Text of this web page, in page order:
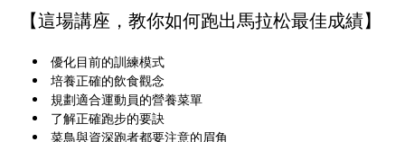
【這場講座，教你如何跑出馬拉松最佳成績】
優化目前的訓練模式
培養正確的飲食觀念
規劃適合運動員的營養菜單
了解正確跑步的要訣
菜鳥與資深跑者都要注意的眉角